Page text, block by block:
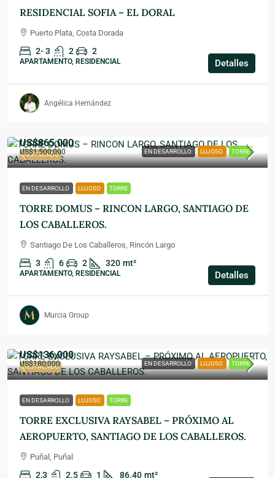
RESIDENCIAL SOFIA – EL DORAL
Puerto Plata, Costa Dorada
2- 3 2 2
APARTAMENTO, RESIDENCIAL Detalles
Angélica Hernández
DESTACADO EN DESARROLLO LUJOSO TORRE
US$865,000
US$1,500,000
EN DESARROLLO LUJOSO TORRE
TORRE DOMUS – RINCON LARGO, SANTIAGO DE
LOS CABALLEROS.
Santiago De Los Caballeros, Rincón Largo
3 6 2 320 mt²
APARTAMENTO, RESIDENCIAL Detalles
Murcia Group
DESTACADO EN DESARROLLO LUJOSO TORRE
US$136,000
US$180,000
EN DESARROLLO LUJOSO TORRE
TORRE EXCLUSIVA RAYSABEL – PRÓXIMO AL
AEROPUERTO, SANTIAGO DE LOS CABALLEROS.
Puñal, Puñal
2,3 2.5 1 86.40 mt²